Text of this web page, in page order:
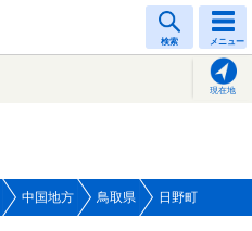
検索 メニュー
現在地
中国地方 鳥取県 日野町